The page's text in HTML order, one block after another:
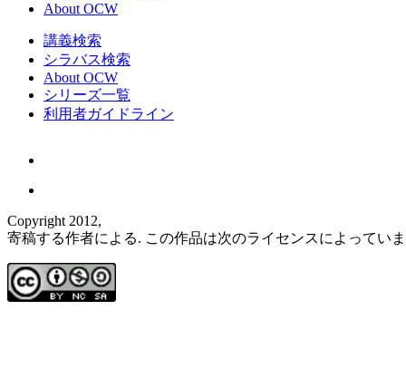
About OCW
講義検索
シラバス検索
About OCW
シリーズ一覧
利用者ガイドライン
Copyright 2012,
寄稿する作者による. この作品は次のライセンスによってい